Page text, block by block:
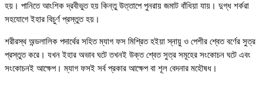
হয়। পানিতে আংশিক দ্রবীভুত হয় কিন্তু উত্তাপে পুনরায় জমাট বাঁধিয়া যায়। দুগ্ধ শর্করা
সহযোগে ইহার বিচুর্ণ প্রস্তুত হয়।
শরীরস্থ অন্ডলালিক পদার্থের সহিত ম্যাগ ফস মিশ্রিত হইয়া স্নায়ু ও পেশীর শ্বেত বর্ণের সুত্র
প্রস্তুত করে। যখন ইহার অভাব ঘটে তখনই উক্ত শ্বেত সুত্র সমূহের সংকোচন ঘটে এবং
সংকোচনই আক্ষেপ। ম্যাগ ফসই সর্ব প্রকার আক্ষেপ বা শূল বেদনার মহৌষধ।